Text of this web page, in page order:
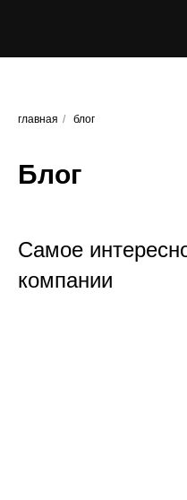
главная / блог
Блог
Самое
компании